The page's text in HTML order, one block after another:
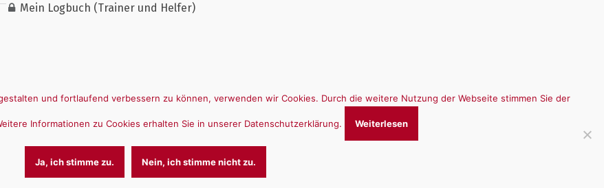
Mein Logbuch (Trainer und Helfer)
und fortlaufend verbessern zu können, verwenden wir Cookies. Durch die weitere Nutzung der Webseite stimmen Sie der
Informationen zu Cookies erhalten Sie in unserer Datenschutzerklärung. Weiterlesen
Ja, ich stimme zu. Nein, ich stimme nicht zu.